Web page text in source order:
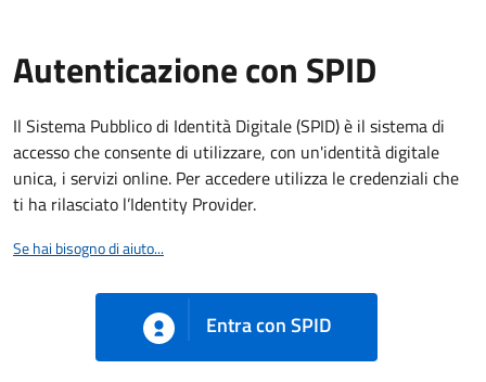
Autenticazione con SPID
Il Sistema Pubblico di Identità Digitale (SPID) è il sistema di
accesso che consente di utilizzare, con un'identità digitale
unica, i servizi online. Per accedere utilizza le credenziali che
ti ha rilasciato l’Identity Provider.
Se hai bisogno di aiuto...
Entra con SPID